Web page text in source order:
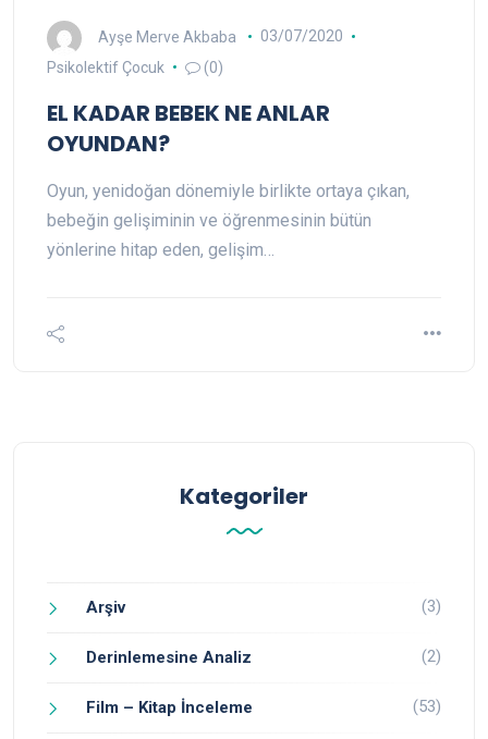
Ayşe Merve Akbaba
03/07/2020
Psikolektif Çocuk
(0)
EL KADAR BEBEK NE ANLAR
OYUNDAN?
Oyun, yenidoğan dönemiyle birlikte ortaya çıkan,
bebeğin gelişiminin ve öğrenmesinin bütün
yönlerine hitap eden, gelişim…
Kategoriler
Arşiv (3)
Derinlemesine Analiz (2)
Film – Kitap İnceleme (53)